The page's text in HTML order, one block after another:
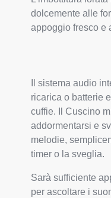
dolcemente alle
appoggio fresco e
Il sistema audio
ricarica o batterie
cuffie.
Il Cuscino
addormentarsi e
melodie,
timer o la sveglia.
Sarà sufficiente
per ascoltare i